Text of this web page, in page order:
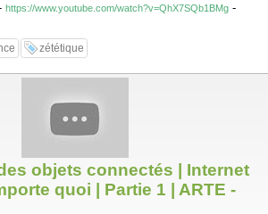
https://www.youtube.com/watch?v=QhX7SQb1BMg -
zététique
objets connectés | Internet
quoi | Partie 1 | ARTE -